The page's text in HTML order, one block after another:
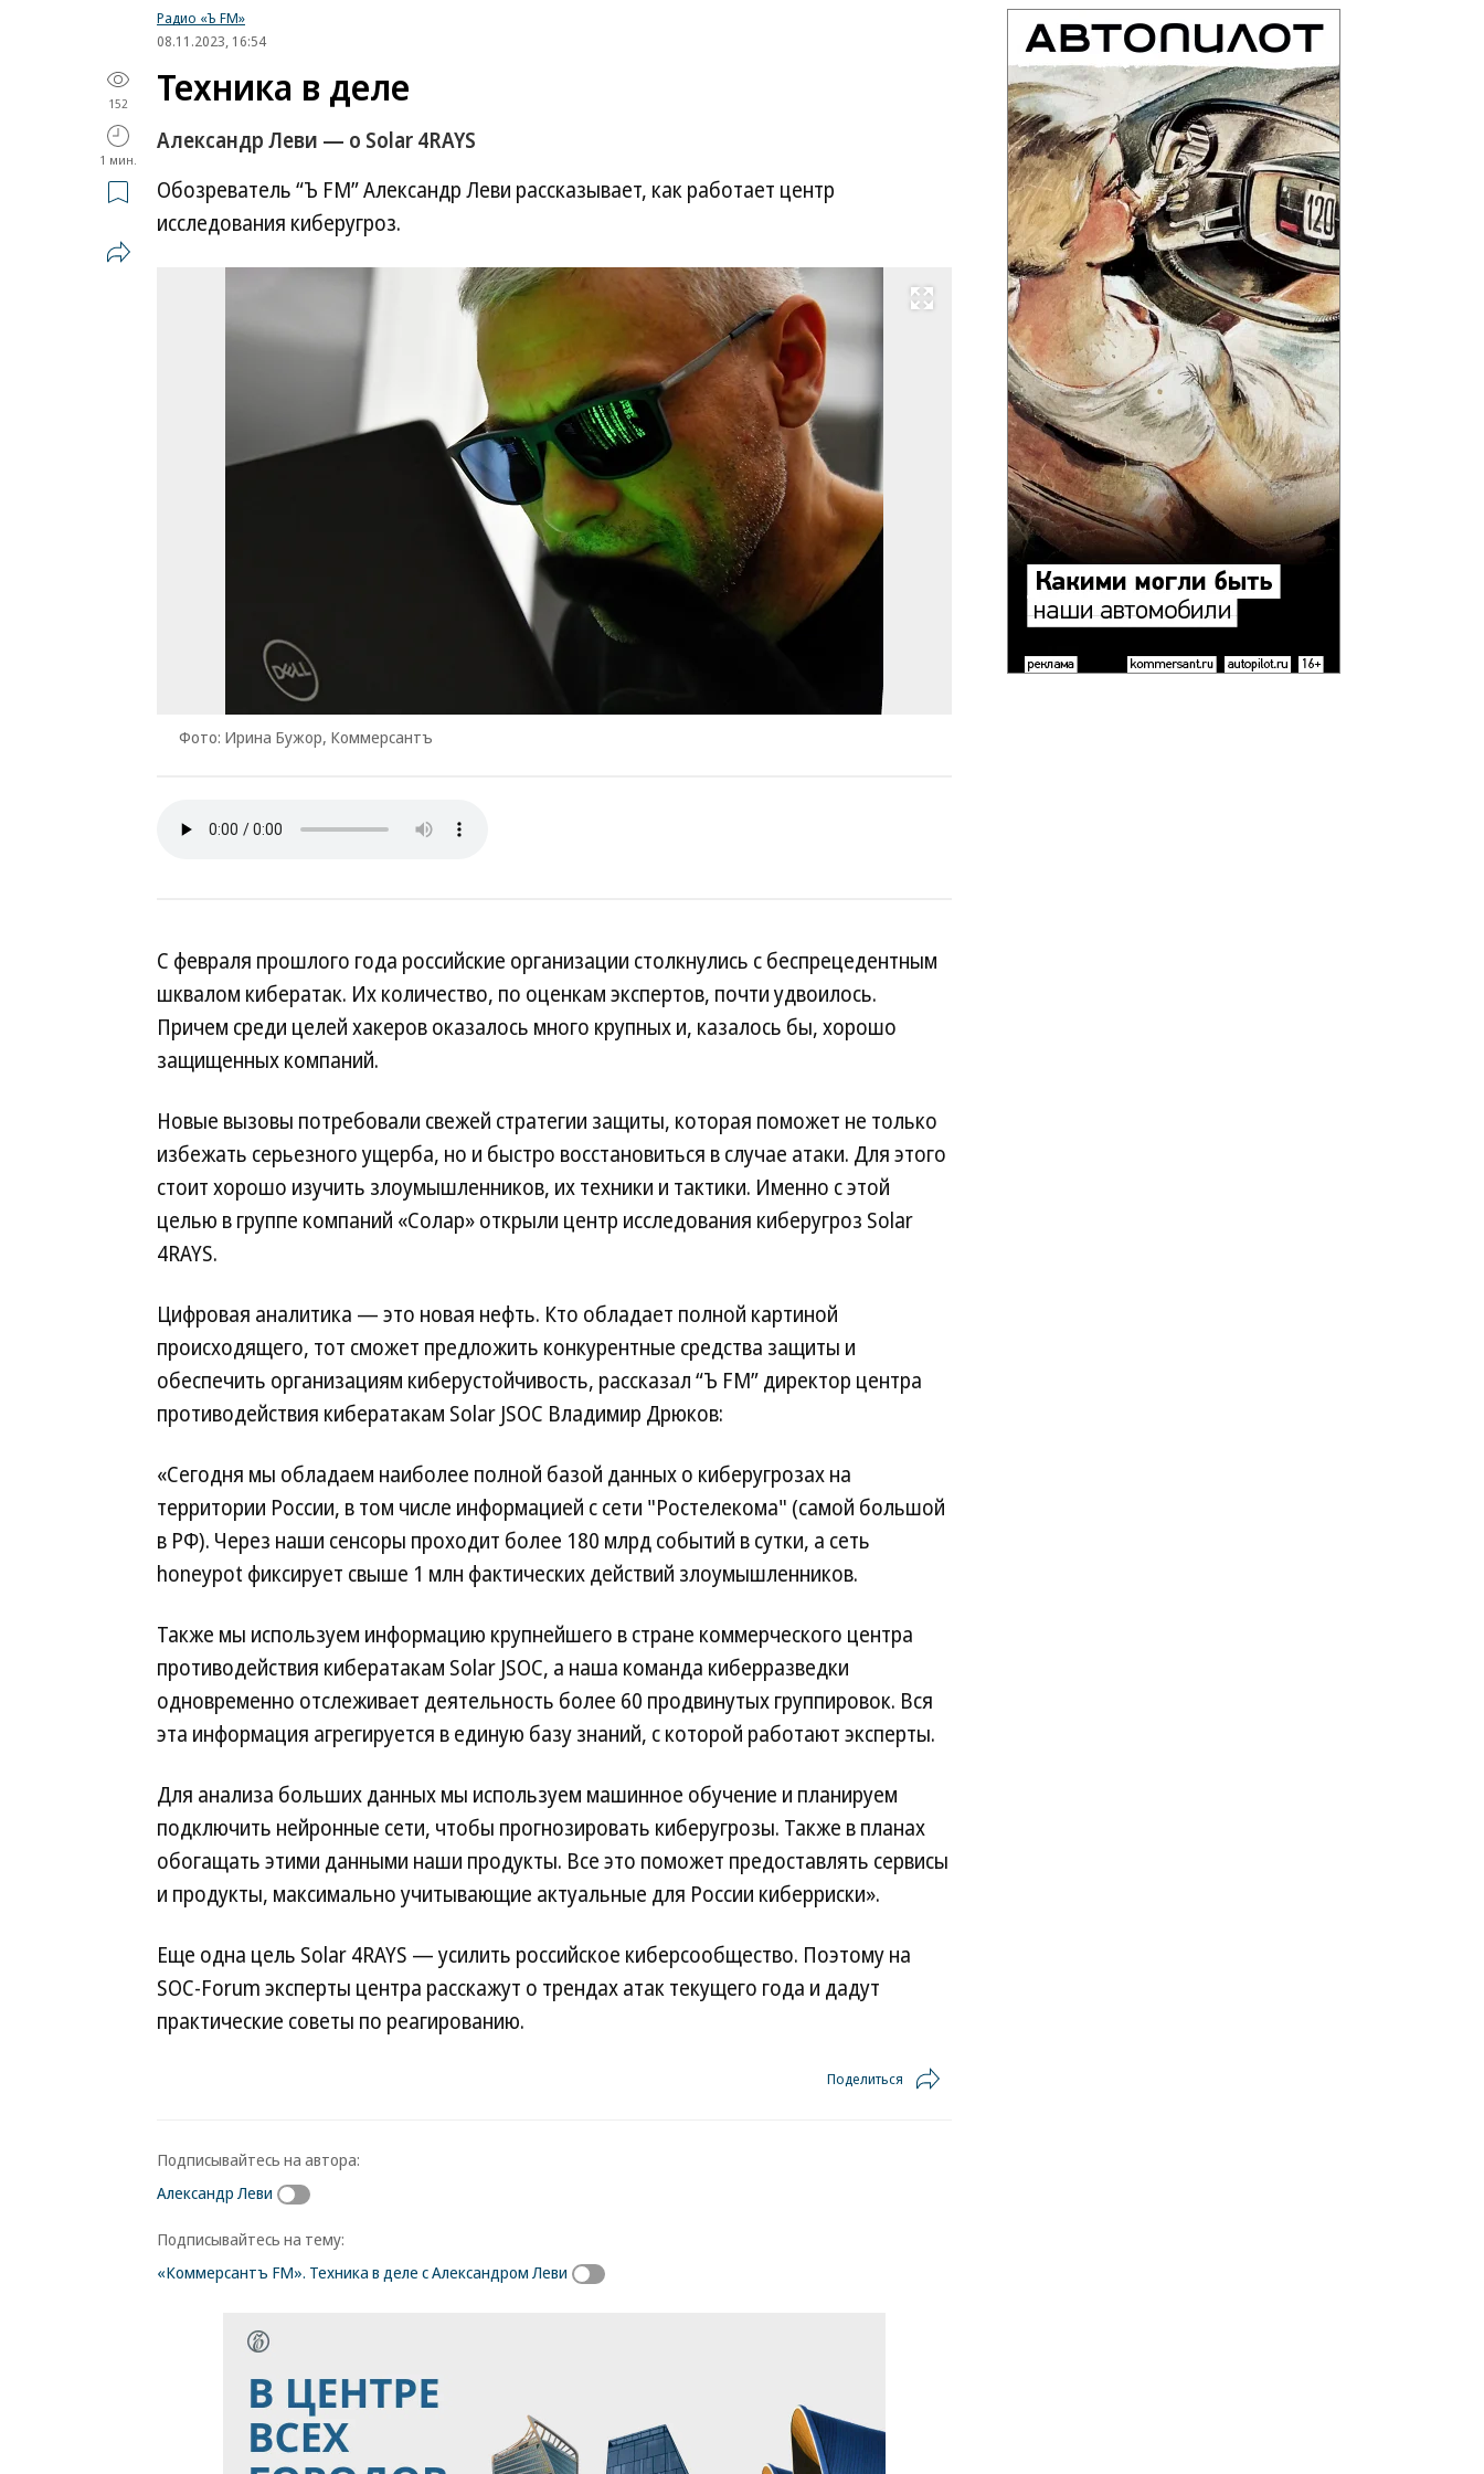
Радио «Ъ FM»
08.11.2023, 16:54
152
1 мин.
Техника в деле
Александр Леви — о Solar 4RAYS
Обозреватель “Ъ FM” Александр Леви рассказывает, как работает центр
исследования киберугроз.
Развернуть на весь экран
Фото: Ирина Бужор, Коммерсантъ
Фото:
Ирина
Бужор,
Коммерсантъ
С февраля прошлого года российские организации столкнулись с беспрецедентным
шквалом кибератак. Их количество, по оценкам экспертов, почти удвоилось.
Причем среди целей хакеров оказалось много крупных и, казалось бы, хорошо
защищенных компаний.
Новые вызовы потребовали свежей стратегии защиты, которая поможет не только
избежать серьезного ущерба, но и быстро восстановиться в случае атаки. Для этого
стоит хорошо изучить злоумышленников, их техники и тактики. Именно с этой
целью в группе компаний «Солар» открыли центр исследования киберугроз Solar
4RAYS.
Цифровая аналитика — это новая нефть. Кто обладает полной картиной
происходящего, тот сможет предложить конкурентные средства защиты и
обеспечить организациям киберустойчивость, рассказал “Ъ FM” директор центра
противодействия кибератакам Solar JSOC Владимир Дрюков:
«Сегодня мы обладаем наиболее полной базой данных о киберугрозах на
территории России, в том числе информацией с сети "Ростелекома" (самой большой
в РФ). Через наши сенсоры проходит более 180 млрд событий в сутки, а сеть
honeypot фиксирует свыше 1 млн фактических действий злоумышленников.
Также мы используем информацию крупнейшего в стране коммерческого центра
противодействия кибератакам Solar JSOC, а наша команда киберразведки
одновременно отслеживает деятельность более 60 продвинутых группировок. Вся
эта информация агрегируется в единую базу знаний, с которой работают эксперты.
Для анализа больших данных мы используем машинное обучение и планируем
подключить нейронные сети, чтобы прогнозировать киберугрозы. Также в планах
обогащать этими данными наши продукты. Все это поможет предоставлять сервисы
и продукты, максимально учитывающие актуальные для России киберриски».
Еще одна цель Solar 4RAYS — усилить российское киберсообщество. Поэтому на
SOC-Forum эксперты центра расскажут о трендах атак текущего года и дадут
практические советы по реагированию.
Поделиться
Подписывайтесь на автора:
Александр Леви
Подписывайтесь на тему:
«Коммерсантъ FM». Техника в деле с Александром Леви